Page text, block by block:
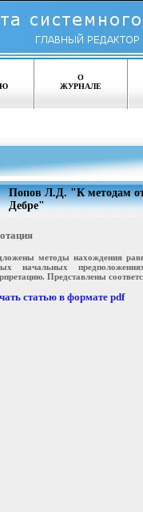
О
ЖУРНАЛЕ
Попов Л.Д. "К методам
Дебре"
методы нахождения
начальных
Представлены
статью в формате pdf